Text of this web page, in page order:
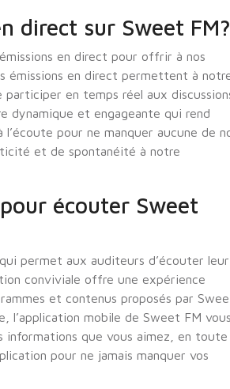
direct sur Sweet FM?
en direct pour offrir à nos
émissions en direct permettent à
en temps réel aux
dynamique et engageante qui rend
pour ne manquer aucune de
et de spontanéité à notre
écouter Sweet
permet aux auditeurs d’écouter leur
conviviale offre une expérience
et contenus proposés par
mobile de Sweet FM vous
que vous aimez, en toute
pour ne jamais manquer vos